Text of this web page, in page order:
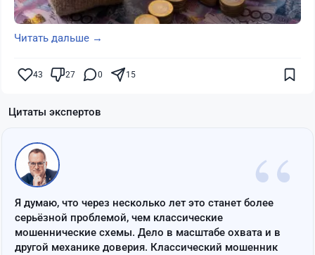
Читать дальше →
43 27 0 15
Цитаты экспертов
“
Я думаю, что через несколько лет это станет более
серьёзной проблемой, чем классические
мошеннические схемы. Дело в масштабе охвата и в
другой механике доверия. Классический мошенник